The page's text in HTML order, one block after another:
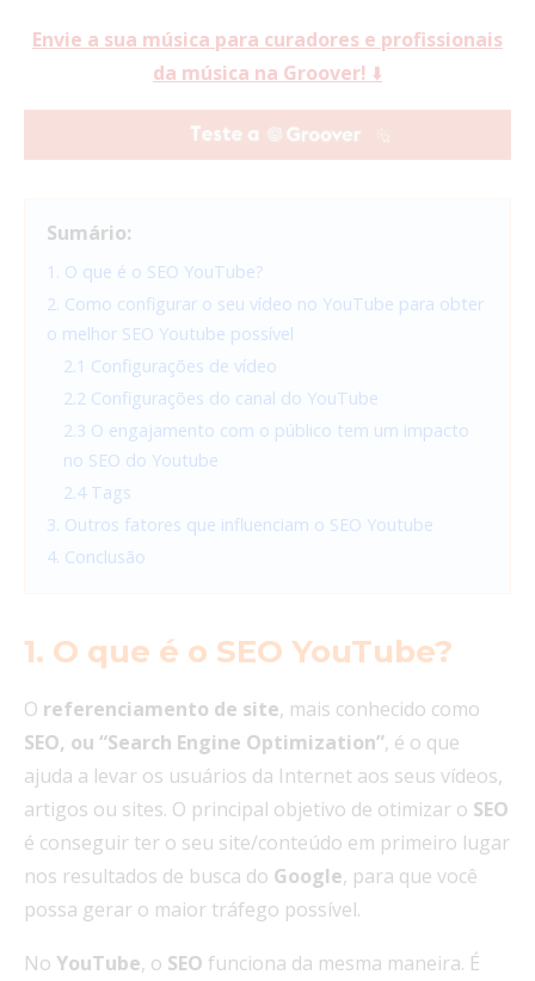
Envie a sua música para curadores e profissionais
da música na Groover! ⬇️
Sumário:
1. O que é o SEO YouTube?
2. Como configurar o seu vídeo no YouTube para obter
o melhor SEO Youtube possível
2.1 Configurações de vídeo
2.2 Configurações do canal do YouTube
2.3 O engajamento com o público tem um impacto
no SEO do Youtube
2.4 Tags
3. Outros fatores que influenciam o SEO Youtube
4. Conclusão
1. O que é o SEO YouTube?
O referenciamento de site, mais conhecido como
SEO, ou “Search Engine Optimization”, é o que
ajuda a levar os usuários da Internet aos seus vídeos,
artigos ou sites. O principal objetivo de otimizar o SEO
é conseguir ter o seu site/conteúdo em primeiro lugar
nos resultados de busca do Google, para que você
possa gerar o maior tráfego possível.
No YouTube, o SEO funciona da mesma maneira. É